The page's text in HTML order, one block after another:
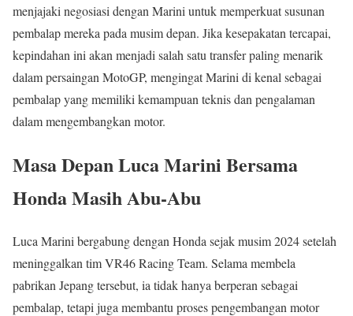
menjajaki negosiasi dengan Marini untuk memperkuat susunan
pembalap mereka pada musim depan. Jika kesepakatan tercapai,
kepindahan ini akan menjadi salah satu transfer paling menarik
dalam persaingan MotoGP, mengingat Marini di kenal sebagai
pembalap yang memiliki kemampuan teknis dan pengalaman
dalam mengembangkan motor.
Masa Depan Luca Marini Bersama
Honda Masih Abu-Abu
Luca Marini bergabung dengan Honda sejak musim 2024 setelah
meninggalkan tim VR46 Racing Team. Selama membela
pabrikan Jepang tersebut, ia tidak hanya berperan sebagai
pembalap, tetapi juga membantu proses pengembangan motor